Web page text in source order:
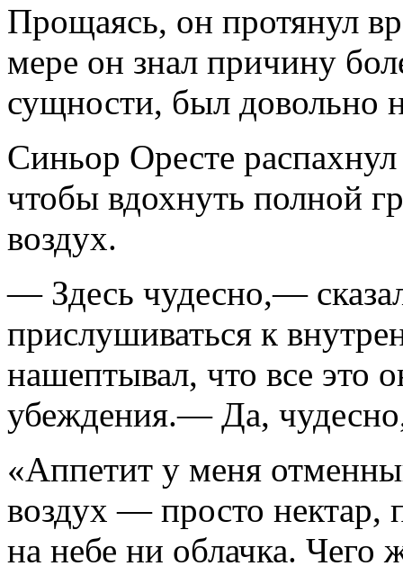
Прощаясь, он протянул
мере он знал причину
сущности, был довольно
Синьор Оресте
чтобы вдохнуть полной
воздух.
— Здесь чудесно,—
прислушиваться к
нашептывал, что все это
убеждения.— Да,
«Аппетит у меня
воздух — просто нектар,
на небе ни облачка. Чего